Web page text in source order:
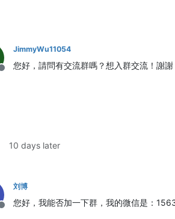
Offline
JimmyWu11054
您好，請問有交流群嗎？想入群交流！謝謝
10 days later
Offline
刘博
您好，我能否加一下群，我的微信是：